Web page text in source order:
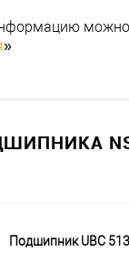
можно
»
Подшипник UBC